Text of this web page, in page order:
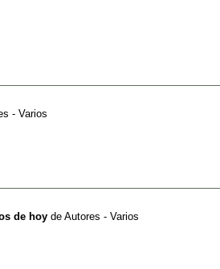
- Varios
de hoy de Autores - Varios